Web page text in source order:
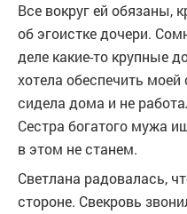
Все вокруг ей обязаны,
об эгоистке дочери.
деле какие-то крупные
хотела обеспечить
сидела дома и не
Сестра богатого мужа
в этом не станем.
Светлана радовалась,
стороне. Свекровь